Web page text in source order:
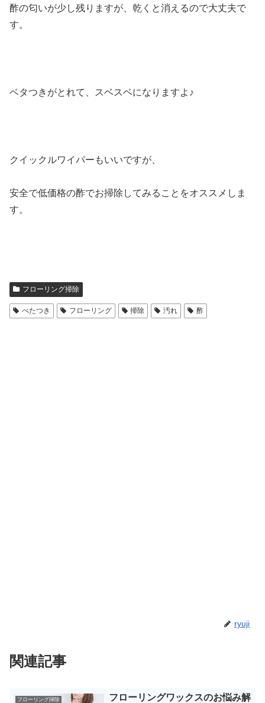
酢の匂いが少し残りますが、乾くと消えるので大丈夫で
す。
ベタつきがとれて、スベスベになりますよ♪
クイックルワイパーもいいですが、
安全で低価格の酢でお掃除してみることをオススメしま
す。
フローリング掃除
べたつき フローリング 掃除 汚れ 酢
ryuji
関連記事
フローリング掃除
フローリングワックスのお悩み解